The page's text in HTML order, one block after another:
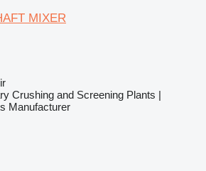
MIXER
Crushing and Screening Plants |
Manufacturer